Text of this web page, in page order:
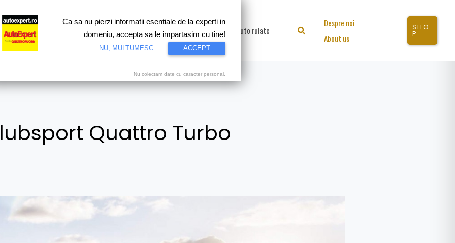
Test drive Motorsport Proiecte speciale Video Auto rulate Search
Despre noi
About us
SHO
P
Quattro Turbo
Ca sa nu pierzi informatii esentiale de la experti in
domeniu, accepta sa le impartasim cu tine!
NU, MULTUMESC ACCEPT
Nu colectam date cu caracter personal.